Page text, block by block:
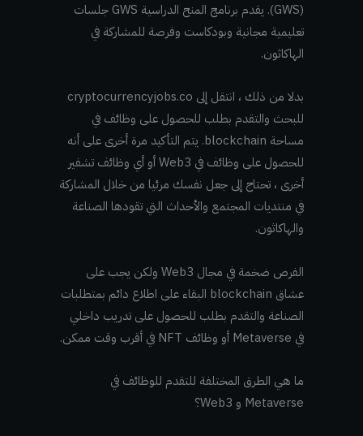
(GWS). يقدم برنامج المنح الدراسية GWS جلسات
تعليمية مجانية وبودكاست وفرصة للمشاركة في
الهاكاثون.
بدلا من ذلك ، انتقل إلى cryptocurrencyjobs.co
للبحث والتقدم بطلب للحصول على وظائف في
مساحة blockchain. يتم التأكيد مرة أخرى على أنه
للحصول على وظائف في Web3 أو أي وظائف تشفير
أخرى ، تحتاج إلى جعل نفسك مرئيا من خلال المشاركة
في منتديات المجتمع والأحداث التي تقودها الصناعة
والهاكاثون.
الفرص ضخمة في مجال Web3 ولكن يجب على
عشاق blockchain البقاء على اطلاع دائم بمتطلبات
الصناعة والتقدم بطلب للحصول على تدريب داخلي
في Metaverse أو وظائف NFT في أقرب وقت ممكن.
ما هي الطرق المختلفة للتقدم للوظائف في
Metaverse و Web3؟